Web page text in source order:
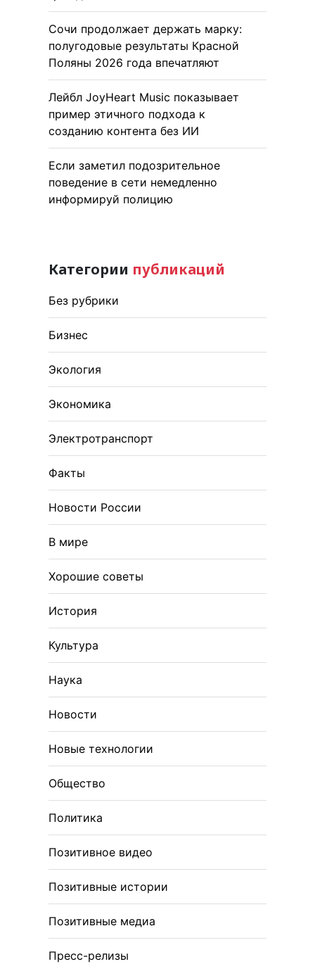
Сочи продолжает держать марку:
полугодовые результаты Красной
Поляны 2026 года впечатляют
Лейбл JoyHeart Music показывает
пример этичного подхода к
созданию контента без ИИ
Если заметил подозрительное
поведение в сети немедленно
информируй полицию
Категории публикаций
Без рубрики
Бизнес
Экология
Экономика
Электротранспорт
Факты
Новости России
В мире
Хорошие советы
История
Культура
Наука
Новости
Новые технологии
Общество
Политика
Позитивное видео
Позитивные истории
Позитивные медиа
Пресс-релизы